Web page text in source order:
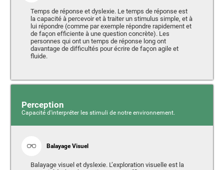
Temps de réponse et dyslexie. Le temps de réponse est
la capacité à percevoir et à traiter un stimulus simple, et à
lui répondre (comme par exemple répondre rapidement et
de façon efficiente à une question concrète). Les
personnes qui ont un temps de réponse long ont
davantage de difficultés pour écrire de façon agile et
fluide.
Perception
Capacité d'interpréter les stimuli de notre environnement.
Balayage Visuel
Balayage visuel et dyslexie. L’exploration visuelle est la